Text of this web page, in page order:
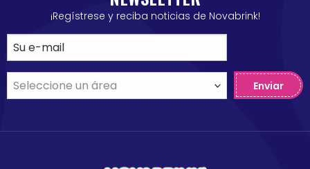
¡Regístrese y reciba noticias de Novabrink!
Enviar